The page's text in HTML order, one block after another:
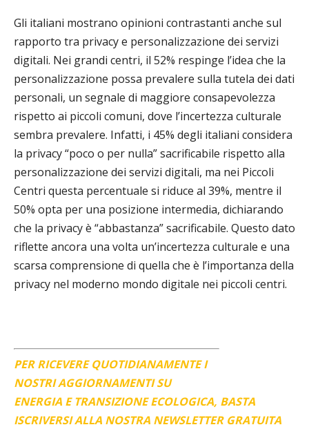
Gli italiani mostrano opinioni contrastanti anche sul
rapporto tra privacy e personalizzazione dei servizi
digitali. Nei grandi centri, il 52% respinge l’idea che la
personalizzazione possa prevalere sulla tutela dei dati
personali, un segnale di maggiore consapevolezza
rispetto ai piccoli comuni, dove l’incertezza culturale
sembra prevalere. Infatti, i 45% degli italiani considera
la privacy “poco o per nulla” sacrificabile rispetto alla
personalizzazione dei servizi digitali, ma nei Piccoli
Centri questa percentuale si riduce al 39%, mentre il
50% opta per una posizione intermedia, dichiarando
che la privacy è “abbastanza” sacrificabile. Questo dato
riflette ancora una volta un’incertezza culturale e una
scarsa comprensione di quella che è l’importanza della
privacy nel moderno mondo digitale nei piccoli centri.
PER RICEVERE QUOTIDIANAMENTE I
NOSTRI AGGIORNAMENTI SU
ENERGIA E TRANSIZIONE ECOLOGICA, BASTA
ISCRIVERSI ALLA NOSTRA NEWSLETTER GRATUITA